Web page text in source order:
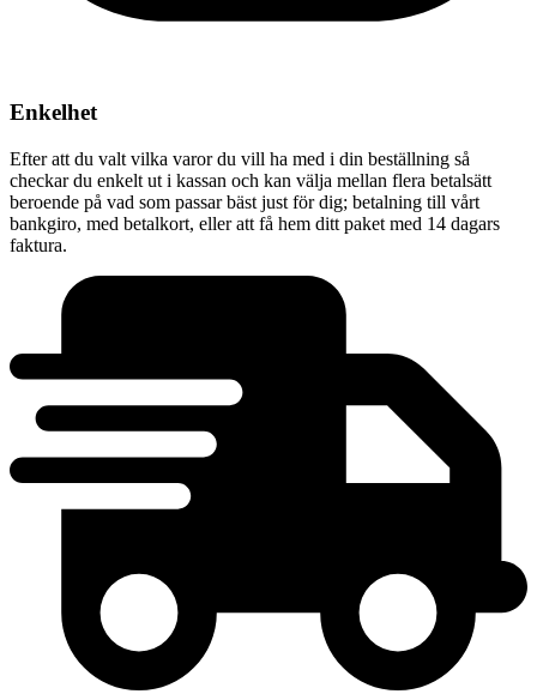
Enkelhet
Efter att du valt vilka varor du vill ha med i din beställning så
checkar du enkelt ut i kassan och kan välja mellan flera betalsätt
beroende på vad som passar bäst just för dig; betalning till vårt
bankgiro, med betalkort, eller att få hem ditt paket med 14 dagars
faktura.